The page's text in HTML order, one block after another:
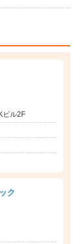
ビル2F
ク